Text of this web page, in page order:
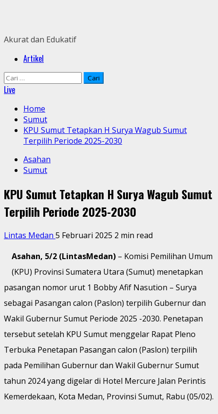
Akurat dan Edukatif
PrimaryArtikel
Cari
untuk:
Live
Home
Sumut
KPU Sumut Tetapkan H Surya Wagub Sumut
Terpilih Periode 2025-2030
Asahan
Sumut
KPU Sumut Tetapkan H Surya Wagub Sumut
Terpilih Periode 2025-2030
Lintas Medan 5 Februari 2025 2 min read
Asahan, 5/2 (LintasMedan) – Komisi Pemilihan Umum
(KPU) Provinsi Sumatera Utara (Sumut) menetapkan
pasangan nomor urut 1 Bobby Afif Nasution – Surya
sebagai Pasangan calon (Paslon) terpilih Gubernur dan
Wakil Gubernur Sumut Periode 2025 -2030. Penetapan
tersebut setelah KPU Sumut menggelar Rapat Pleno
Terbuka Penetapan Pasangan calon (Paslon) terpilih
pada Pemilihan Gubernur dan Wakil Gubernur Sumut
tahun 2024 yang digelar di Hotel Mercure Jalan Perintis
Kemerdekaan, Kota Medan, Provinsi Sumut, Rabu (05/02).